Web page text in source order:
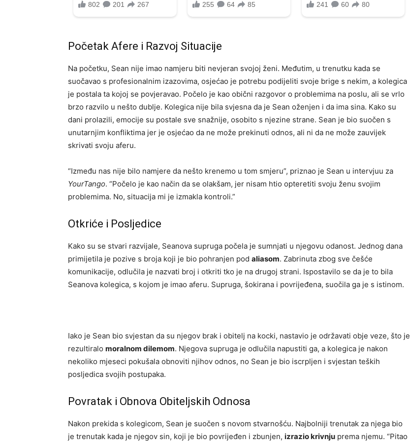
Početak Afere i Razvoj Situacije
Na početku, Sean nije imao namjeru biti nevjeran svojoj ženi. Međutim, u trenutku kada se
suočavao s profesionalnim izazovima, osjećao je potrebu podijeliti svoje brige s nekim, a kolegica
je postala ta kojoj se povjeravao. Počelo je kao obični razgovor o problemima na poslu, ali se vrlo
brzo razvilo u nešto dublje. Kolegica nije bila svjesna da je Sean oženjen i da ima sina. Kako su
dani prolazili, emocije su postale sve snažnije, osobito s njezine strane. Sean je bio suočen s
unutarnjim konfliktima jer je osjećao da ne može prekinuti odnos, ali ni da ne može zauvijek
skrivati svoju aferu.
“Između nas nije bilo namjere da nešto krenemo u tom smjeru”, priznao je Sean u intervjuu za
YourTango. “Počelo je kao način da se olakšam, jer nisam htio opteretiti svoju ženu svojim
problemima. No, situacija mi je izmakla kontroli.”
Otkriće i Posljedice
Kako su se stvari razvijale, Seanova supruga počela je sumnjati u njegovu odanost. Jednog dana
primijetila je pozive s broja koji je bio pohranjen pod aliasom. Zabrinuta zbog sve češće
komunikacije, odlučila je nazvati broj i otkriti tko je na drugoj strani. Ispostavilo se da je to bila
Seanova kolegica, s kojom je imao aferu. Supruga, šokirana i povrijeđena, suočila ga je s istinom.
Iako je Sean bio svjestan da su njegov brak i obitelj na kocki, nastavio je održavati obje veze, što je
rezultiralo moralnom dilemom. Njegova supruga je odlučila napustiti ga, a kolegica je nakon
nekoliko mjeseci pokušala obnoviti njihov odnos, no Sean je bio iscrpljen i svjestan teških
posljedica svojih postupaka.
Povratak i Obnova Obiteljskih Odnosa
Nakon prekida s kolegicom, Sean je suočen s novom stvarnošću. Najbolniji trenutak za njega bio
je trenutak kada je njegov sin, koji je bio povrijeđen i zbunjen, izrazio krivnju prema njemu. “Pitao